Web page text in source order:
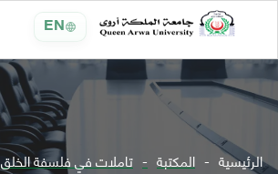
EN
الرئيسية المكتبة تاملات في فلسفة الخلق